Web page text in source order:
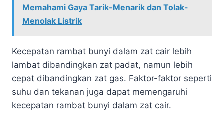
Memahami Gaya Tarik-Menarik dan Tolak-
Menolak Listrik
Kecepatan rambat bunyi dalam zat cair lebih
lambat dibandingkan zat padat, namun lebih
cepat dibandingkan zat gas. Faktor-faktor seperti
suhu dan tekanan juga dapat memengaruhi
kecepatan rambat bunyi dalam zat cair.